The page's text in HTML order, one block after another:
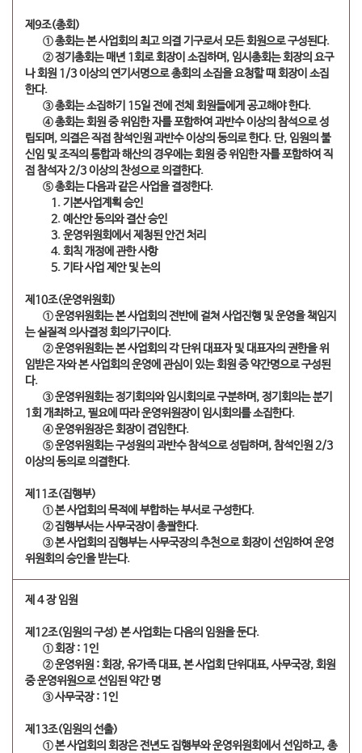
제9조(총회)
​① 총회는 본 사업회의 최고 의결 기구로서 모든 회원으로 구성된다.
​② 정기총회는 매년 1회로 회장이 소집하며, 임시총회는 회장의 요구
나 회원 1/3 이상의 연기서명으로 총회의 소집을 요청할 때 회장이 소집
한다.
​③ 총회는 소집하기 15일 전에 전체 회원들에게 공고해야 한다.
​④ 총회는 회원 중 위임한 자를 포함하여 과반수 이상의 참석으로 성
립되며, 의결은 직접 참석인원 과반수 이상의 동의로 한다. 단, 임원의 불
신임 및 조직의 통합과 해산의 경우에는 회원 중 위임한 자를 포함하여 직
접 참석자 2/3 이상의 찬성으로 의결한다.
​⑤ 총회는 다음과 같은 사업을 결정한다.
​1. 기본사업계획 승인
​2. 예산안 동의와 결산 승인
​3. 운영위원회에서 제청된 안건 처리
4. 회칙 개정에 관한 사항
5. 기타 사업 제안 및 논의
제10조(운영위원회)
​① 운영위원회는 본 사업회의 전반에 걸쳐 사업진행 및 운영을 책임지
는 실질적 의사결정 회의기구이다.
​② 운영위원회는 본 사업회의 각 단위 대표자 및 대표자의 권한을 위
임받은 자와 본 사업회의 운영에 관심이 있는 회원 중 약간명으로 구성된
다.
​③ 운영위원회는 정기회의와 임시회의로 구분하며, 정기회의는 분기
1회 개최하고, 필요에 따라 운영위원장이 임시회의를 소집한다.
​④ 운영위원장은 회장이 겸임한다.
​⑤ 운영위원회는 구성원의 과반수 참석으로 성립하며, 참석인원 2/3
이상의 동의로 의결한다.
제11조(집행부)
​① 본 사업회의 목적에 부합하는 부서로 구성한다.
​② 집행부서는 사무국장이 총괄한다.
​③ 본 사업회의 집행부는 사무국장의 추천으로 회장이 선임하여 운영
위원회의 승인을 받는다.
제 4 장 임원
제12조(임원의 구성) 본 사업회는 다음의 임원을 둔다.
​① 회장 : 1인
​② 운영위원 : 회장, 유가족 대표, 본 사업회 단위대표, 사무국장, 회원
중 운영위원으로 선임된 약간 명
​③ 사무국장 : 1인
제13조(임원의 선출)
​① 본 사업회의 회장은 전년도 집행부와 운영위원회에서 선임하고, 총